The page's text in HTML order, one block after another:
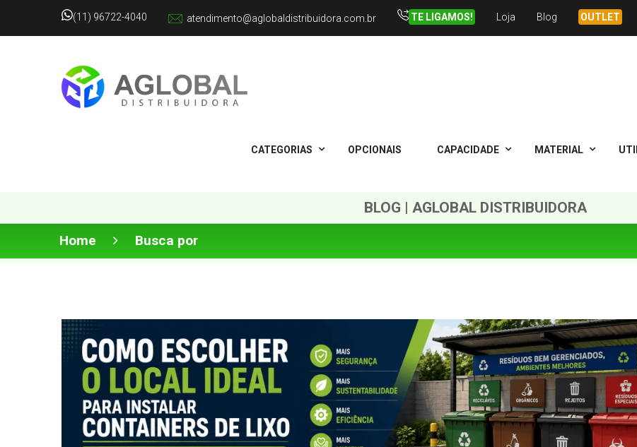
(11) 96722-4040 atendimento@aglobaldistribuidora.com.br TE LIGAMOS! Loja Blog OUTLET
CATEGORIAS OPCIONAIS CAPACIDADE MATERIAL
BLOG | AGLOBAL DISTRIBUIDORA
Home Busca por